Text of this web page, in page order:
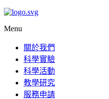
Menu
關於我們
科學實驗
科學活動
教學研究
服務申請